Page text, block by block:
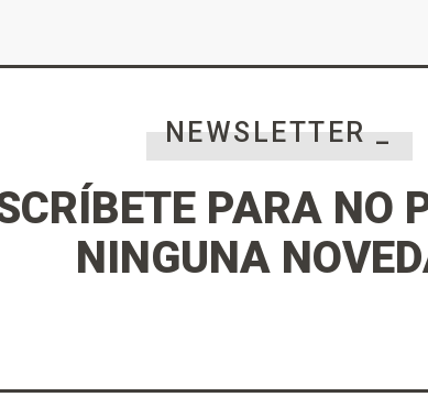
NEWSLETTER _
PARA NO
NINGUNA